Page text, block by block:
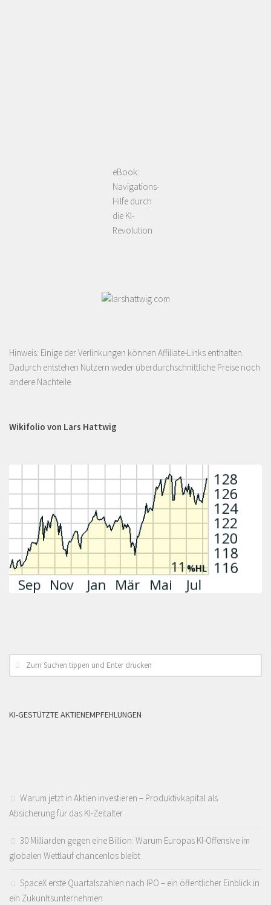
eBook:
Navigations-
Hilfe durch
die KI-
Revolution
Hinweis: Einige der Verlinkungen können Affiliate-Links enthalten.
Dadurch entstehen Nutzern weder überdurchschnittliche Preise noch
andere Nachteile.
Wikifolio von Lars Hattwig
KI-GESTÜTZTE AKTIENEMPFEHLUNGEN
Warum jetzt in Aktien investieren – Produktivkapital als
Absicherung für das KI-Zeitalter
30 Milliarden gegen eine Billion: Warum Europas KI-Offensive im
globalen Wettlauf chancenlos bleibt
SpaceX erste Quartalszahlen nach IPO – ein öffentlicher Einblick in
ein Zukunftsunternehmen